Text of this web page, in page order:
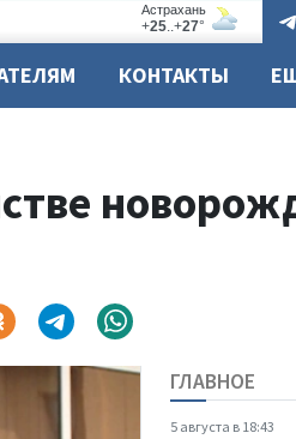
КОНТАКТЫ
ГЛАВНОЕ
5 августа в 18:43